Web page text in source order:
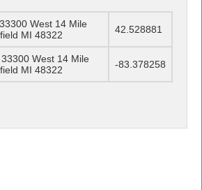
West 14 Mile
MI 48322
42.528881
West 14 Mile
MI 48322
-83.378258